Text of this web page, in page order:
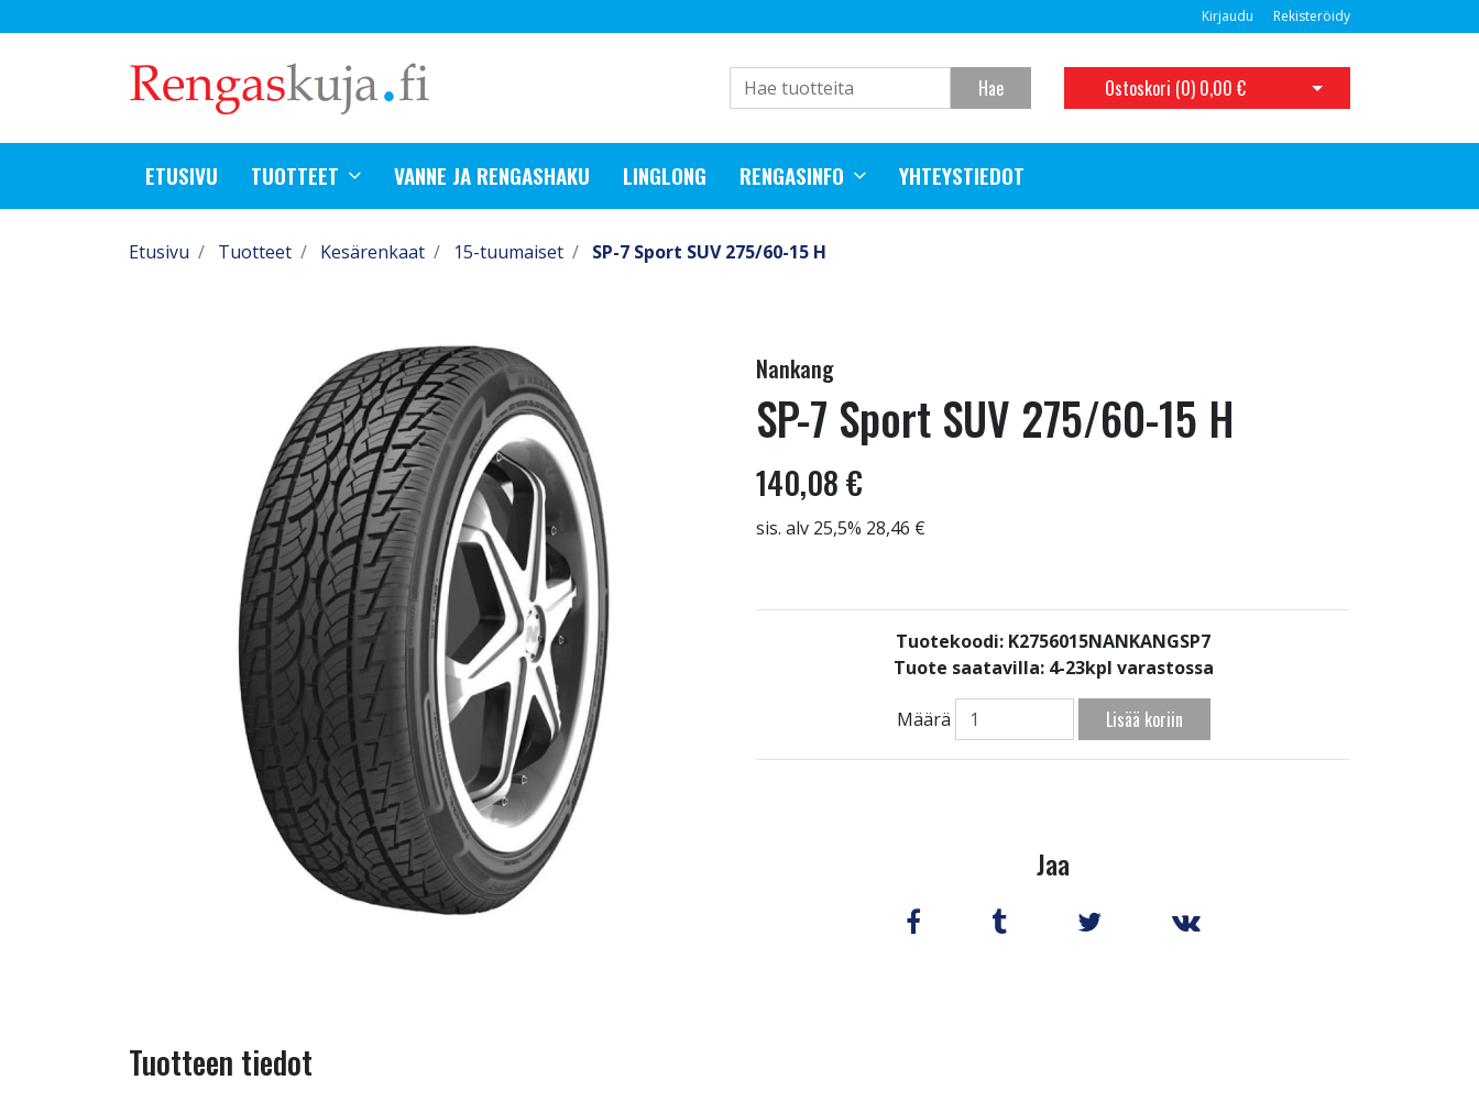
Kirjaudu Rekisteröidy
Hae Ostoskori (0) 0,00 € Avaa ostoskori
ETUSIVU TUOTTEET VANNE JA RENGASHAKU LINGLONG RENGASINFO YHTEYSTIEDOT
Etusivu Tuotteet Kesärenkaat 15-tuumaiset SP-7 Sport SUV 275/60-15 H
Nankang
SP-7 Sport SUV 275/60-15 H
140,08 €
sis. alv 25,5% 28,46 €
Tuotekoodi: K2756015NANKANGSP7
Tuote saatavilla: 4-23kpl varastossa
Määrä Lisää koriin
Jaa
Tuotteen tiedot